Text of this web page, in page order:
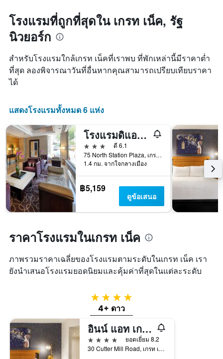
พบใน
3
วัน
ผ่าน
แกน
หมวด
โรงแรม
ตาม
จำนวน
ดาว
มี
แกน
Y
1
แกน
แสดง
ราคา
เฉลี่ย
ของ
ห้อง
พัก
ใน
สัปดาห์
ที่
พบ
ใน
ผ่าน
มา
วัน
ที่
เข้า
พัก
แผนภูมิ
มี
แกน
แกน
จำนวน
วัน
ก่อน
การ
เข้า
พัก
แผนภูมิ
แกน
Y
แกน
แแส
ราคา
เฉลี่ย
โรงแรมที่ถูกที่สุดใน เกรท เน็ค, รัฐ
นิวยอร์ก
สำหรับโรงแรมใกล้เกรท เน็คที่เราพบ ที่พักเหล่านี้มีราคาต่ำ
ที่สุด ลองพิจารณาวันที่อื่นหากคุณสามารถเปรียบเทียบราคา
ได้
แสดงโรงแรมทั้งหมด 6 แห่ง
โรงแรมดิแอนดรูว์
3 ดาว
ดี 6.1
75 North Station Plaza, เกรท เน็ค, NY, สหรัฐอเมริกา
1.4 กม. จากใจกลางเมือง
฿5,159
ดูข้อเสนอ
ราคาโรงแรมในเกรท เน็ค
ภาพรวมราคาเฉลี่ยของโรงแรมตามระดับในเกรท เน็ค เรา
ยังนำเสนอโรงแรมยอดนิยมและคุ้มค่าที่สุดในแต่ละระดับ
4 ดาว
4+ ดาว
อินน์ แอท เกรทเนค
4 ดาว
ยอดเยี่ยม 8.2
30 Cutter Mill Road, เกรท เน็ค, NY, สหรัฐอเมริกา